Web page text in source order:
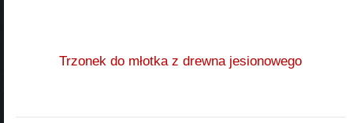
Trzonek do młotka z drewna jesionowego